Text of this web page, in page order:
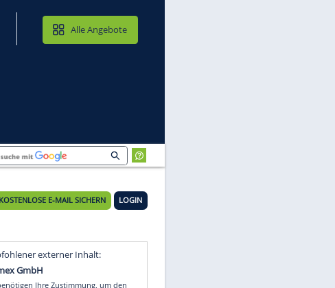
MAIL & CLOUD
KOSTENLOSE E-MAIL SICHERN